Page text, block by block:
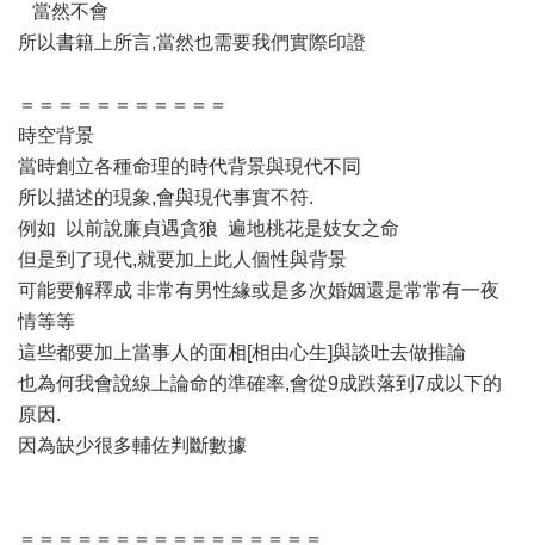
當然不會
所以書籍上所言,當然也需要我們實際印證
＝＝＝＝＝＝＝＝＝＝＝
時空背景
當時創立各種命理的時代背景與現代不同
所以描述的現象,會與現代事實不符.
例如 以前說廉貞遇貪狼 遍地桃花是妓女之命
但是到了現代,就要加上此人個性與背景
可能要解釋成 非常有男性緣或是多次婚姻還是常常有一夜
情等等
這些都要加上當事人的面相[相由心生]與談吐去做推論
也為何我會說線上論命的準確率,會從9成跌落到7成以下的
原因.
因為缺少很多輔佐判斷數據
＝＝＝＝＝＝＝＝＝＝＝＝＝＝＝＝